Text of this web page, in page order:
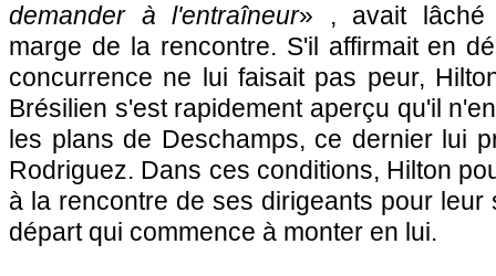
demander à l'entraîneur» , avait lâché
marge de la rencontre. S'il affirmait en
concurrence ne lui faisait pas peur,
Brésilien s'est rapidement aperçu qu'il
les plans de Deschamps, ce dernier lui
Rodriguez. Dans ces conditions, Hilton
à la rencontre de ses dirigeants pour leur
départ qui commence à monter en lui.